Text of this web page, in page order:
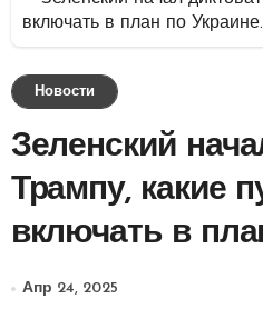
включать в план по Украине.
Новости
Зеленский
Трампу, какие
включать в
Апр 24, 2025